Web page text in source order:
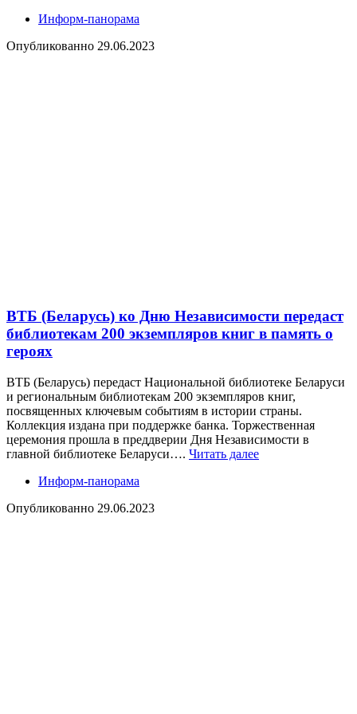
Информ-панорама
Опубликованно 29.06.2023
ВТБ (Беларусь) ко Дню Независимости передаст
библиотекам 200 экземпляров книг в память о
героях
ВТБ (Беларусь) передаст Национальной библиотеке Беларуси
и региональным библиотекам 200 экземпляров книг,
посвященных ключевым событиям в истории страны.
Коллекция издана при поддержке банка. Торжественная
церемония прошла в преддверии Дня Независимости в
главной библиотеке Беларуси…. Читать далее
Информ-панорама
Опубликованно 29.06.2023